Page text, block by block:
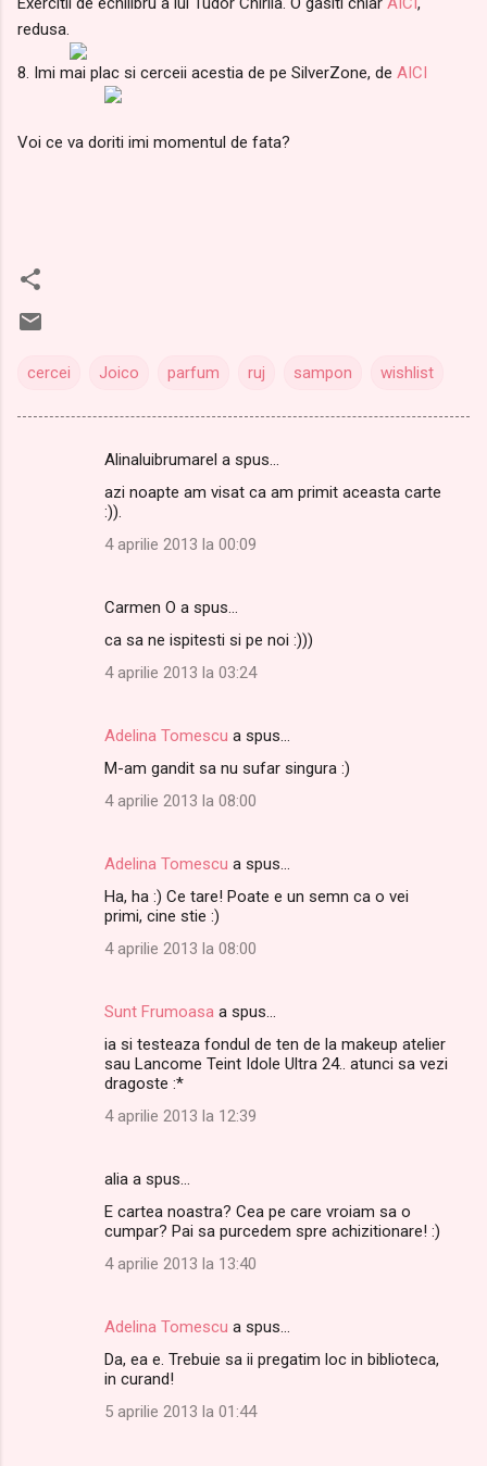
redusa.
8. Imi mai plac si cerceii acestia de pe SilverZone, de AICI
Voi ce va doriti imi momentul de fata?
cercei Joico parfum ruj sampon wishlist
Alinaluibrumarel a spus…
azi noapte am visat ca am primit aceasta carte
:)).
4 aprilie 2013 la 00:09
Carmen O a spus…
ca sa ne ispitesti si pe noi :)))
4 aprilie 2013 la 03:24
Adelina Tomescu a spus…
M-am gandit sa nu sufar singura :)
4 aprilie 2013 la 08:00
Adelina Tomescu a spus…
Ha, ha :) Ce tare! Poate e un semn ca o vei
primi, cine stie :)
4 aprilie 2013 la 08:00
Sunt Frumoasa a spus…
ia si testeaza fondul de ten de la makeup atelier
sau Lancome Teint Idole Ultra 24.. atunci sa vezi
dragoste :*
4 aprilie 2013 la 12:39
alia a spus…
E cartea noastra? Cea pe care vroiam sa o
cumpar? Pai sa purcedem spre achizitionare! :)
4 aprilie 2013 la 13:40
Adelina Tomescu a spus…
Da, ea e. Trebuie sa ii pregatim loc in biblioteca,
in curand!
5 aprilie 2013 la 01:44